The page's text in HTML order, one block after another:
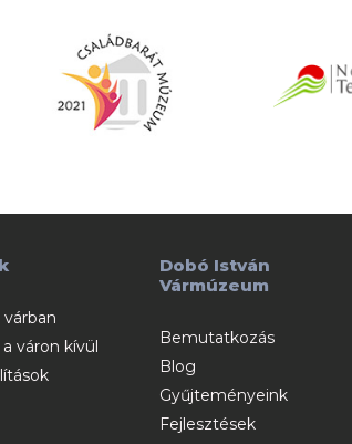
várban
váron kívül
Dobó István
Vármúzeum
Bemutatkozás
Blog
Gyűjteményeink
Fejlesztések